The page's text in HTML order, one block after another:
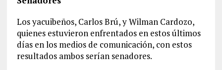
Los yacuibeños, Carlos Brú, y Wilman Cardozo,
quienes estuvieron enfrentados en estos últimos
días en los medios de comunicación, con estos
resultados ambos serían senadores.